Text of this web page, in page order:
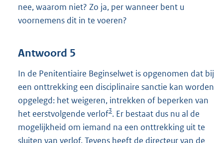
nee, waarom niet? Zo ja, per wanneer bent u
voornemens dit in te voeren?
Antwoord 5
In de Penitentiaire Beginselwet is opgenomen dat bij
een onttrekking een disciplinaire sanctie kan worden
opgelegd: het weigeren, intrekken of beperken van
het eerstvolgende verlof3. Er bestaat dus nu al de
mogelijkheid om iemand na een onttrekking uit te
sluiten van verlof. Tevens heeft de directeur van de